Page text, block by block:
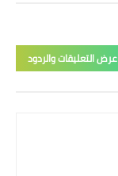
عرض التعليقات والردود